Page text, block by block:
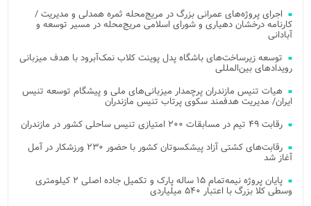
اجرای پروژه‌های عمرانی بزرگ در مریج‌محله ثمره همدلی و مدیریت /
کارنامه درخشان دهیاری و شورای اسلامی مریج‌محله در مسیر توسعه و
آبادانی
توسعه زیرساخت‌های باشگاه پدل پوینت کلاب نمک‌آبرود با هدف میزبانی
رویدادهای بین‌المللی
هیات تنیس مازندران پرچمدار میزبانی‌های ملی و پیشگام توسعه تنیس
ایران/ مدیریت هدفمند سکوی پرتاب تنیس مازندران
رقابت ۴۹ تیم در مسابقات ۲۰۰ امتیازی تنیس ساحلی کشور در مازندران
رقابت‌های کشتی آزاد پیشکسوتان کشور با حضور ۲۳۰ ورزشکار در آمل
آغاز شد
پایان پروژه نیمه‌تمام ۱۵ ساله پارک و تکمیل جاده اصلی ۲ کیلومتری
وسطی کلا بزرگ با اعتبار ۵۴۰ میلیاردی